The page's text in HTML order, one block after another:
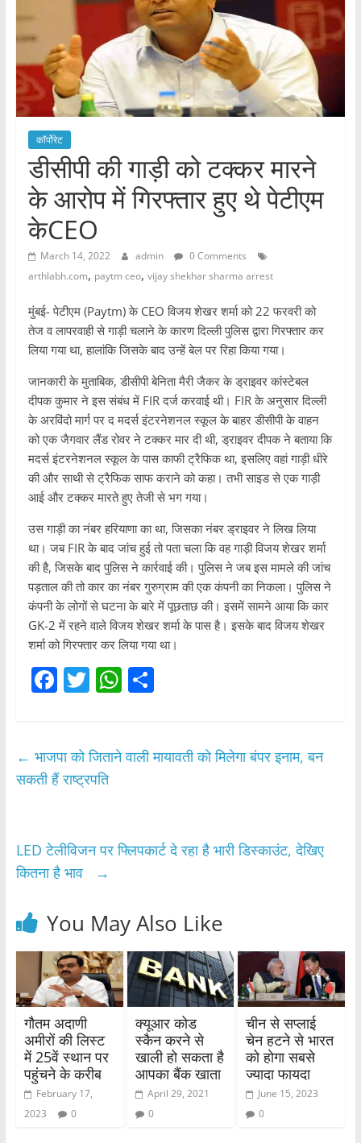
कॉर्पोरेट
डीसीपी की गाड़ी को टक्कर मारने
के आरोप में गिरफ्तार हुए थे पेटीएम
केCEO
March 14, 2022 admin
0 Comments
arthlabh.com, paytm ceo, vijay shekhar sharma arrest
मुंबई- पेटीएम (Paytm) के CEO विजय शेखर शर्मा को 22 फरवरी को
तेज व लापरवाही से गाड़ी चलाने के कारण दिल्ली पुलिस द्वारा गिरफ्तार कर
लिया गया था, हालांकि जिसके बाद उन्हें बेल पर रिहा किया गया।
जानकारी के मुताबिक, डीसीपी बेनिता मैरी जैकर के ड्राइवर कांस्टेबल
दीपक कुमार ने इस संबंध में FIR दर्ज करवाई थी। FIR के अनुसार दिल्ली
के अरविंदो मार्ग पर द मदर्स इंटरनेशनल स्कूल के बाहर डीसीपी के वाहन
को एक जैगवार लैंड रोवर ने टक्कर मार दी थी, ड्राइवर दीपक ने बताया कि
मदर्स इंटरनेशनल स्कूल के पास काफी ट्रैफिक था, इसलिए वहां गाड़ी धीरे
की और साथी से ट्रैफिक साफ कराने को कहा। तभी साइड से एक गाड़ी
आई और टक्कर मारते हुए तेजी से भग गया।
उस गाड़ी का नंबर हरियाणा का था, जिसका नंबर ड्राइवर ने लिख लिया
था। जब FIR के बाद जांच हुई तो पता चला कि वह गाड़ी विजय शेखर शर्मा
की है, जिसके बाद पुलिस ने कार्रवाई की। पुलिस ने जब इस मामले की जांच
पड़ताल की तो कार का नंबर गुरुग्राम की एक कंपनी का निकला। पुलिस ने
कंपनी के लोगों से घटना के बारे में पूछताछ की। इसमें सामने आया कि कार
GK-2 में रहने वाले विजय शेखर शर्मा के पास है। इसके बाद विजय शेखर
शर्मा को गिरफ्तार कर लिया गया था।
F
e
b
o
k
T
er
W
s
p
S
e
← भाजपा को जिताने वाली मायावती को मिलेगा बंपर इनाम, बन
सकती हैं राष्ट्रपति
LED टेलीविजन पर फ्लिपकार्ट दे रहा है भारी डिस्काउंट, देखिए
कितना है भाव
→
You May Also Like
गौतम अदाणी
अमीरों की लिस्ट
में 25वें स्थान पर
पहुंचने के करीब
February 17,
2023
0
क्यूआर कोड
स्कैन करने से
खाली हो सकता है
आपका बैंक खाता
April 29, 2021
0
चीन से सप्लाई
चेन हटने से भारत
को होगा सबसे
ज्यादा फायदा
June 15, 2023
0